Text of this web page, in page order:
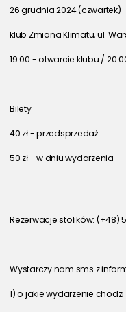
26 grudnia 2024 (czwartek)
klub Zmiana Klimatu, ul.
19:00 - otwarcie klubu /
Bilety
40 zł - przedsprzedaż
50 zł - w dniu wydarzenia
Rezerwacje stolików: (+48)
Wystarczy nam sms z
1) o jakie wydarzenie chodzi